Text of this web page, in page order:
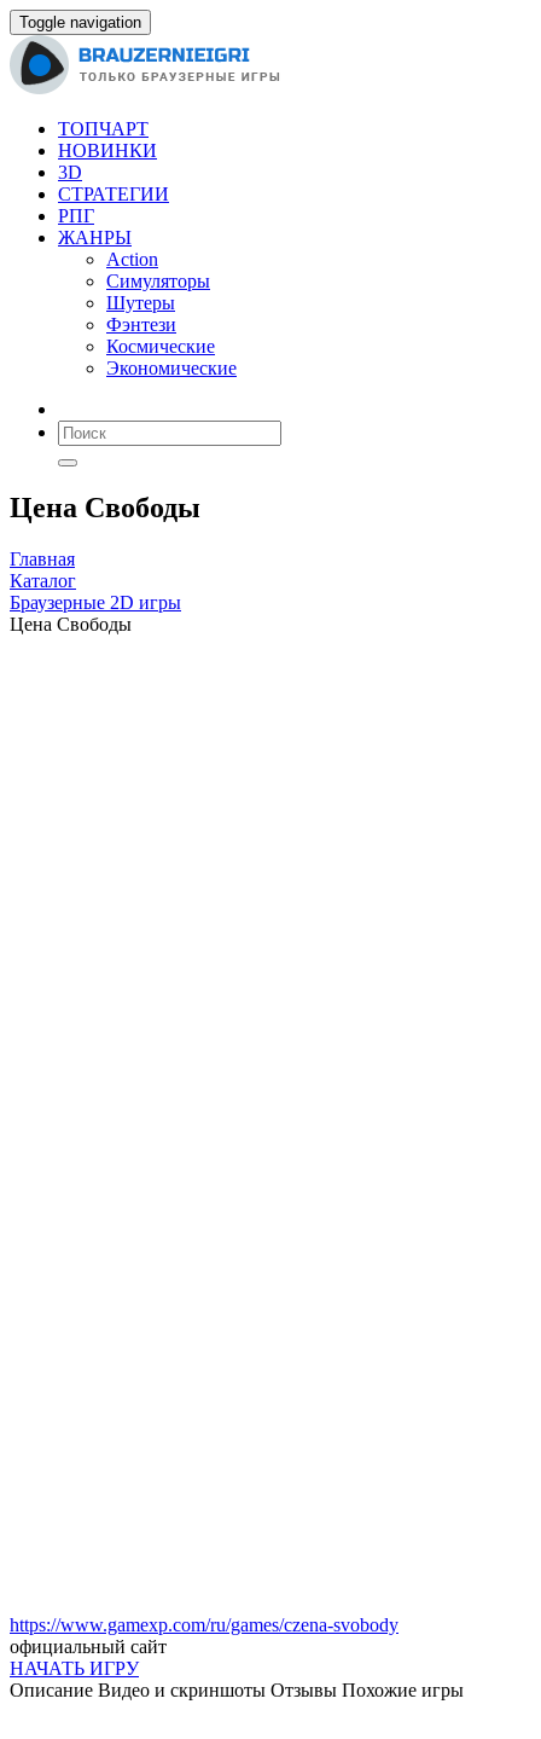
Toggle navigation
ТОПЧАРТ
НОВИНКИ
3D
СТРАТЕГИИ
РПГ
ЖАНРЫ
Action
Симуляторы
Шутеры
Фэнтези
Космические
Экономические
Цена Свободы
Главная
Каталог
Браузерные 2D игры
Цена Свободы
https://www.gamexp.com/ru/games/czena-svobody
официальный сайт
НАЧАТЬ ИГРУ
Описание Видео и скриншоты Отзывы Похожие игры